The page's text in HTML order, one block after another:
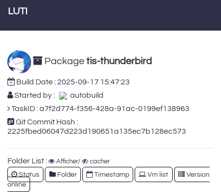
LUTI
Package tis-thunderbird
Build Date :2025-09-17 15:47:23
Started by :
autobuild
TaskID : a7f2d774-f356-428a-91ac-0199ef138963
Git Commit Hash :
2225fbed06047d223d190651a135ec7b128ec573
Folder List : Afficher/ cacher
Status Folder Timestamp Vm list
Version
online